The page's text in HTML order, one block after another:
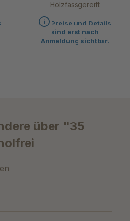
Holzfassgereift
Preise und Details
sind erst nach
Anmeldung sichtbar.
über "35
von 5 von 5 Sternen